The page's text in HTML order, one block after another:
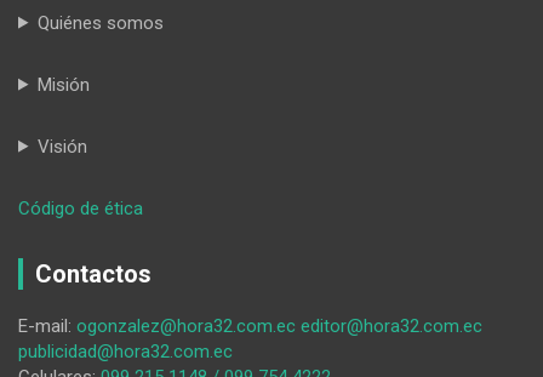
Quiénes somos
Misión
Visión
Código de ética
David
lo
atraparon
Contactos
E-mail: ogonzalez@hora32.com.ec editor@hora32.com.ec
publicidad@hora32.com.ec